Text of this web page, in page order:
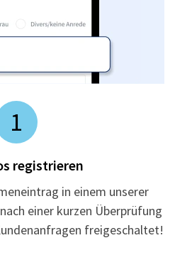
1
registrieren
in einem unserer
einer kurzen Überprüfung
freigeschaltet!